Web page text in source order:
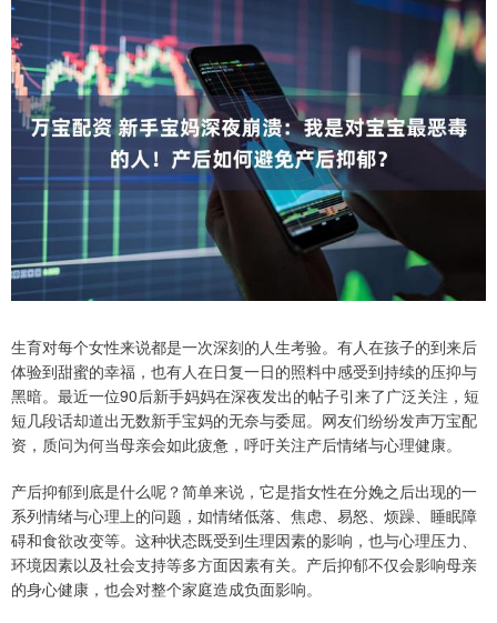
生育对每个女性来说都是一次深刻的人生考验。有人在孩子的到来后
体验到甜蜜的幸福，也有人在日复一日的照料中感受到持续的压抑与
黑暗。最近一位90后新手妈妈在深夜发出的帖子引来了广泛关注，短
短几段话却道出无数新手宝妈的无奈与委屈。网友们纷纷发声万宝配
资，质问为何当母亲会如此疲惫，呼吁关注产后情绪与心理健康。
产后抑郁到底是什么呢？简单来说，它是指女性在分娩之后出现的一
系列情绪与心理上的问题，如情绪低落、焦虑、易怒、烦躁、睡眠障
碍和食欲改变等。这种状态既受到生理因素的影响，也与心理压力、
环境因素以及社会支持等多方面因素有关。产后抑郁不仅会影响母亲
的身心健康，也会对整个家庭造成负面影响。